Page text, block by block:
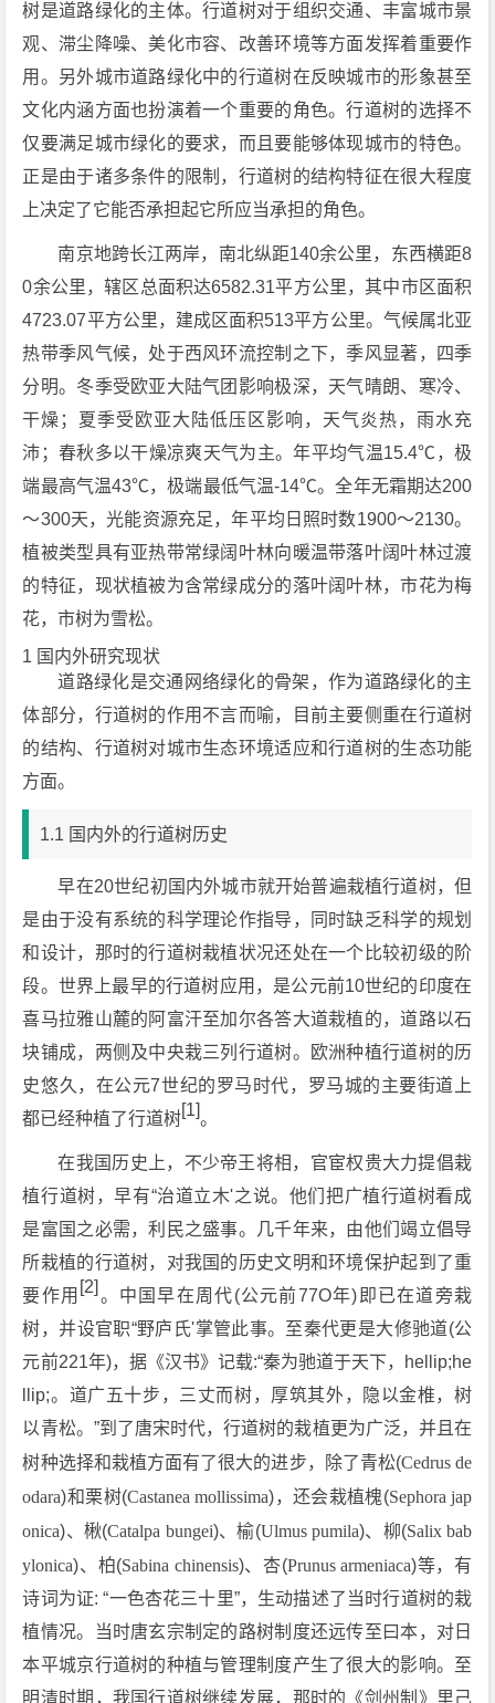
树是道路绿化的主体。行道树对于组织交通、丰富城市景
观、滞尘降噪、美化市容、改善环境等方面发挥着重要作
用。另外城市道路绿化中的行道树在反映城市的形象甚至
文化内涵方面也扮演着一个重要的角色。行道树的选择不
仅要满足城市绿化的要求，而且要能够体现城市的特色。
正是由于诸多条件的限制，行道树的结构特征在很大程度
上决定了它能否承担起它所应当承担的角色。
南京地跨长江两岸，南北纵距140余公里，东西横距8
0余公里，辖区总面积达6582.31平方公里，其中市区面积
4723.07平方公里，建成区面积513平方公里。气候属北亚
热带季风气候，处于西风环流控制之下，季风显著，四季
分明。冬季受欧亚大陆气团影响极深，天气晴朗、寒冷、
干燥；夏季受欧亚大陆低压区影响，天气炎热，雨水充
沛；春秋多以干燥凉爽天气为主。年平均气温15.4℃，极
端最高气温43℃，极端最低气温-14℃。全年无霜期达200
～300天，光能资源充足，年平均日照时数1900～2130。
植被类型具有亚热带常绿阔叶林向暖温带落叶阔叶林过渡
的特征，现状植被为含常绿成分的落叶阔叶林，市花为梅
花，市树为雪松。
1 国内外研究现状
道路绿化是交通网络绿化的骨架，作为道路绿化的主
体部分，行道树的作用不言而喻，目前主要侧重在行道树
的结构、行道树对城市生态环境适应和行道树的生态功能
方面。
1.1 国内外的行道树历史
早在20世纪初国内外城市就开始普遍栽植行道树，但
是由于没有系统的科学理论作指导，同时缺乏科学的规划
和设计，那时的行道树栽植状况还处在一个比较初级的阶
段。世界上最早的行道树应用，是公元前10世纪的印度在
喜马拉雅山麓的阿富汗至加尔各答大道栽植的，道路以石
块铺成，两侧及中央栽三列行道树。欧洲种植行道树的历
史悠久，在公元7世纪的罗马时代，罗马城的主要街道上
都已经种植了行道树[1]。
在我国历史上，不少帝王将相，官宦权贵大力提倡栽
植行道树，早有“治道立木'之说。他们把广植行道树看成
是富国之必需，利民之盛事。几千年来，由他们竭立倡导
所栽植的行道树，对我国的历史文明和环境保护起到了重
要作用 [2] 。中国早在周代(公元前77O年)即已在道旁栽
树，并设官职“野庐氏'掌管此事。至秦代更是大修驰道(公
元前221年)，据《汉书》记载:“秦为驰道于天下，hellip;he
llip;。道广五十步，三丈而树，厚筑其外，隐以金椎，树
以青松。”到了唐宋时代，行道树的栽植更为广泛，并且在
树种选择和栽植方面有了很大的进步，除了青松(Cedrus de
odara)和栗树(Castanea mollissima)，还会栽植槐(Sephora jap
onica)、楸(Catalpa bungei)、榆(Ulmus pumila)、柳(Salix bab
ylonica)、柏(Sabina chinensis)、杏(Prunus armeniaca)等，有
诗词为证: “一色杏花三十里”，生动描述了当时行道树的栽
植情况。当时唐玄宗制定的路树制度还远传至曰本，对日
本平城京行道树的种植与管理制度产生了很大的影响。至
明清时期，我国行道树继续发展，那时的《剑州制》里己